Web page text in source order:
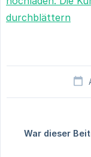
durchblättern
War dieser